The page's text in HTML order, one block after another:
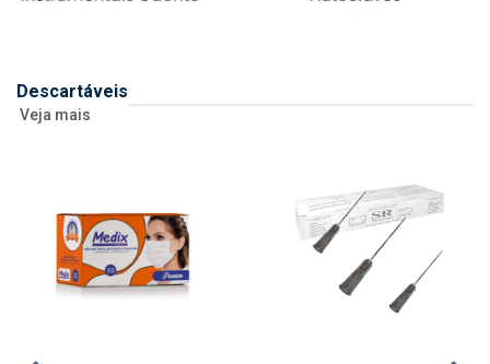
Descartáveis
Veja mais